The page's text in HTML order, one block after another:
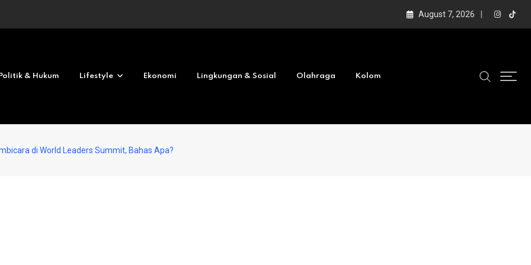
No deposit 2026 August 7, 2026
Politik & Hukum Lifestyle Ekonomi Lingkungan & Sosial Olahraga Kolom
di World Leaders Summit, Bahas Apa?